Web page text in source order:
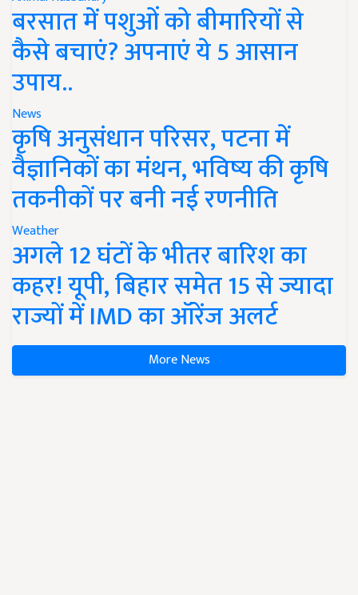
बरसात में पशुओं को बीमारियों से
कैसे बचाएं? अपनाएं ये 5 आसान
उपाय..
News
कृषि अनुसंधान परिसर, पटना में
वैज्ञानिकों का मंथन, भविष्य की कृषि
तकनीकों पर बनी नई रणनीति
Weather
अगले 12 घंटों के भीतर बारिश का
कहर! यूपी, बिहार समेत 15 से ज्यादा
राज्यों में IMD का ऑरेंज अलर्ट
More News